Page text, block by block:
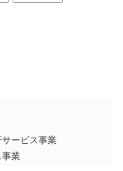
ービス事業
業